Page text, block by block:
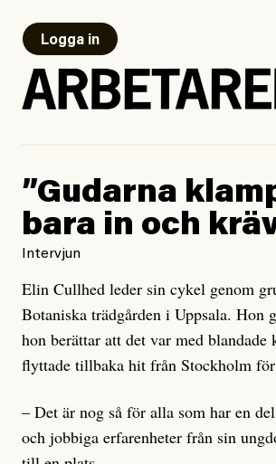
Logga in
”Gudarna
bara in och
Intervjun
Elin Cullhed leder sin cykel genom
Botaniska trädgården i Uppsala. Hon
hon berättar att det var med blandade
flyttade tillbaka hit från Stockholm för
– Det är nog så för alla som har en
och jobbiga erfarenheter från sin